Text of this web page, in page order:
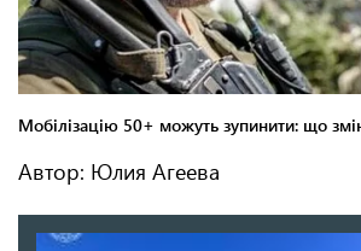
Автор: Юлия Агеева